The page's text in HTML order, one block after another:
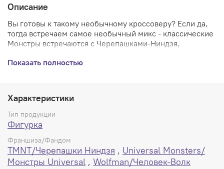
Описание
Вы готовы к такому необычному кроссоверу? Если да,
тогда встречаем самое необычный микс - классические
Монстры встречаются с Черепашками-Ниндзя,
так самый брутальный из четверки в панцирях, Рафаэль
Подвижная фигурка имеет неповторимый
детализированный облик, два различных по стилю
скульпта головы, а также сменные лапы, капкан и пару
кинжалов саи, один из которых стилизован под
набалдашник трости оригинального персонажа из
фильма.
Размер около 16 сантиметров.
Показать полностью
Характеристики
Тип продукции
Фигурка
Франшиза/Фандом
TMNT/Черепашки Ниндзя , Universal Monsters/
Монстры Universal , Wolfman/Человек-Волк